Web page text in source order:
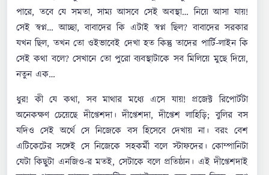
পারে, তবে যে সমতা, সাম্য আসবে সেই অবস্থা… নিয়ে আসা যায়!
সেই স্বপ্ন… আচ্ছা, বাবাদের কি এটাই স্বপ্ন ছিল? বাবাদের সরকার
যখন ছিল, তখন তো ওইভাবেই দেখা হত কিন্তু তাদের পার্টি-লাইন কি
সেই কথা বলে? সেখানে তো পুরো ব্যবস্থাটাকে সব মিলিয়ে মুছে দিয়ে,
নতুন এক…
ধুর! কী যে কথা, সব মাথার মধ্যে এসে যায়! প্রজেক্ট রিপোর্টটা
অনেকক্ষণ চেয়েছে দীপ্তেশদা। দীপ্তেশদা, দীপ্তেশ লাহিড়ি; বুলির বস
যদিও সেই অর্থে সে নিজেকে বস হিসেবে দেখায় না। বরং বেশ
এটিকেটের সঙ্গেই সে নিজেকে সহকর্মী বলে স্টাফদের। কোম্পানিটা
যেটা কিছুটা এনজিও-র মতই, সেটাকে বলে প্রতিষ্ঠান। এই দীপ্তেশদাই